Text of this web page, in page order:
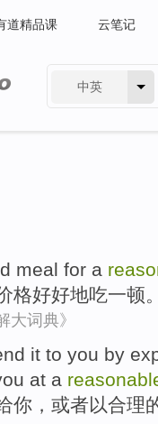
道精品课 云笔记
中英
meal for a
格好好地吃一顿
大词典》
it to you by
at a
你 ， 或者以合理